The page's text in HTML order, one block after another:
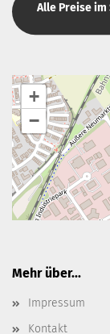
Alle Preise im
+
−
Mehr über...
Impressum
Kontakt